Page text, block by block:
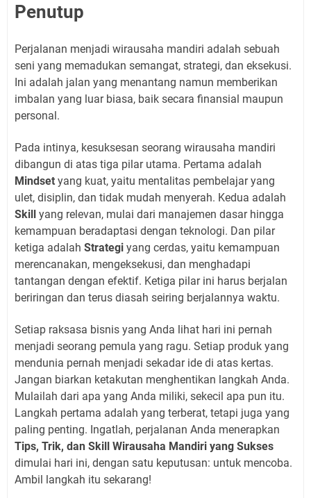
Penutup
Perjalanan menjadi wirausaha mandiri adalah sebuah
seni yang memadukan semangat, strategi, dan eksekusi.
Ini adalah jalan yang menantang namun memberikan
imbalan yang luar biasa, baik secara finansial maupun
personal.
Pada intinya, kesuksesan seorang wirausaha mandiri
dibangun di atas tiga pilar utama. Pertama adalah
Mindset yang kuat, yaitu mentalitas pembelajar yang
ulet, disiplin, dan tidak mudah menyerah. Kedua adalah
Skill yang relevan, mulai dari manajemen dasar hingga
kemampuan beradaptasi dengan teknologi. Dan pilar
ketiga adalah Strategi yang cerdas, yaitu kemampuan
merencanakan, mengeksekusi, dan menghadapi
tantangan dengan efektif. Ketiga pilar ini harus berjalan
beriringan dan terus diasah seiring berjalannya waktu.
Setiap raksasa bisnis yang Anda lihat hari ini pernah
menjadi seorang pemula yang ragu. Setiap produk yang
mendunia pernah menjadi sekadar ide di atas kertas.
Jangan biarkan ketakutan menghentikan langkah Anda.
Mulailah dari apa yang Anda miliki, sekecil apa pun itu.
Langkah pertama adalah yang terberat, tetapi juga yang
paling penting. Ingatlah, perjalanan Anda menerapkan
Tips, Trik, dan Skill Wirausaha Mandiri yang Sukses
dimulai hari ini, dengan satu keputusan: untuk mencoba.
Ambil langkah itu sekarang!